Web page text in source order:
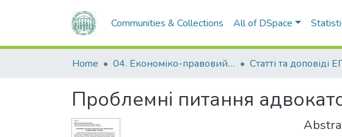
Communities & Collections All of DSpace
Home 04. Економіко-правовий факультет Статті та доповіді
Проблемні питання